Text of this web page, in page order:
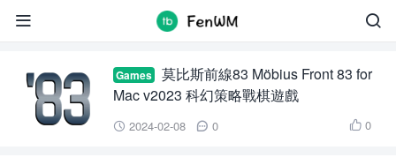


Games
莫比斯前線83 Möbius Front 83 for
Mac v2023 科幻策略戰棋遊戲
 2024-02-08  0  0